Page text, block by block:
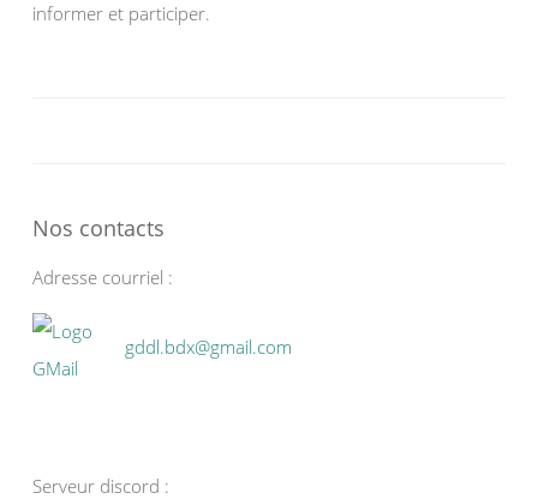
informer et participer.
Nos contacts
Adresse courriel :
gddl.bdx@gmail.com
Serveur discord :